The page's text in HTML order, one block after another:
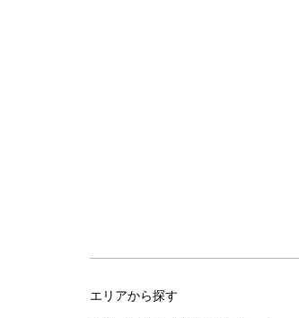
エリアから探す